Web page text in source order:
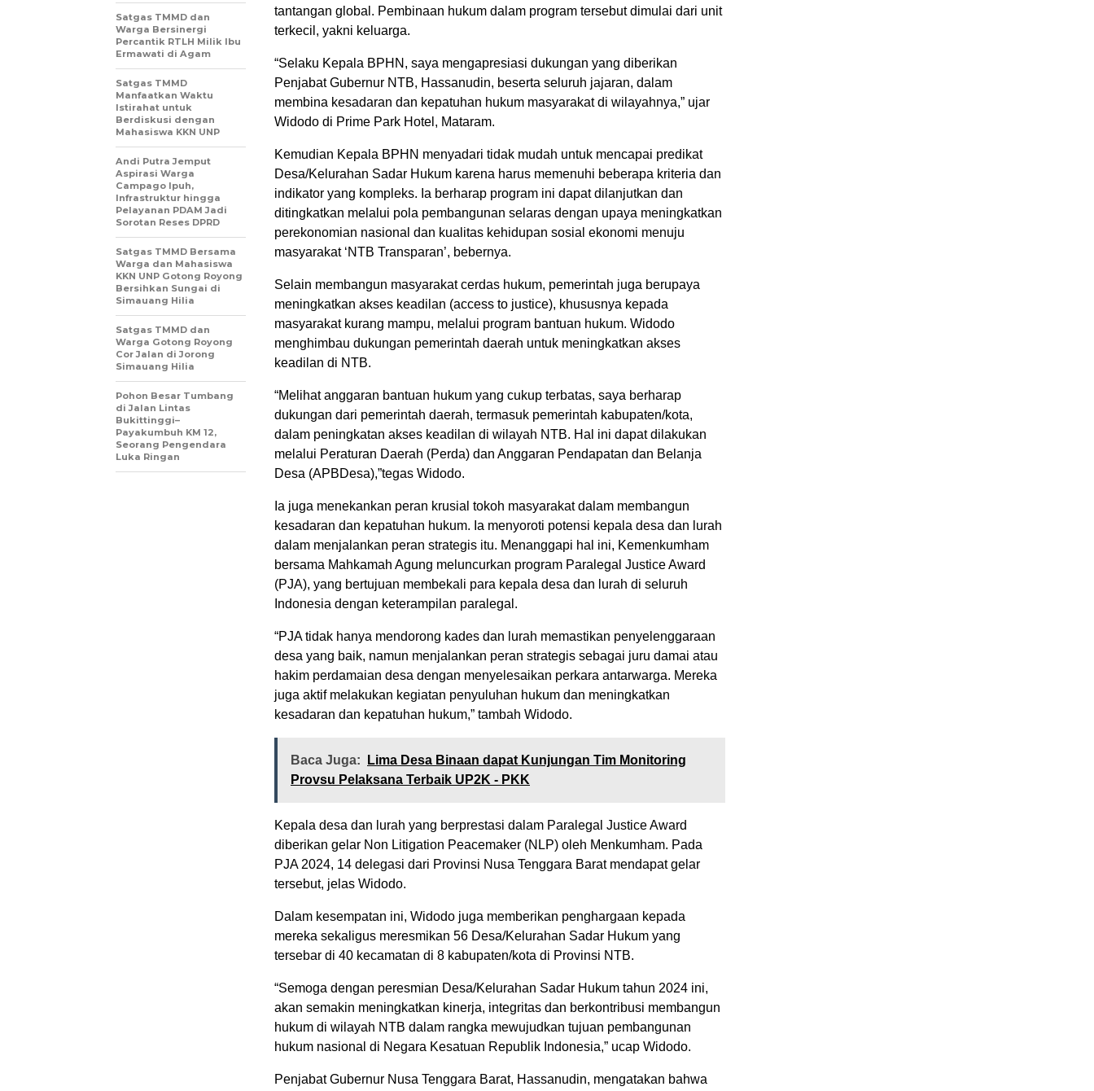
tantangan global. Pembinaan hukum dalam program tersebut dimulai dari unit
terkecil, yakni keluarga.
“Selaku Kepala BPHN, saya mengapresiasi dukungan yang diberikan
Penjabat Gubernur NTB, Hassanudin, beserta seluruh jajaran, dalam
membina kesadaran dan kepatuhan hukum masyarakat di wilayahnya,” ujar
Widodo di Prime Park Hotel, Mataram.
Kemudian Kepala BPHN menyadari tidak mudah untuk mencapai predikat
Desa/Kelurahan Sadar Hukum karena harus memenuhi beberapa kriteria dan
indikator yang kompleks. Ia berharap program ini dapat dilanjutkan dan
ditingkatkan melalui pola pembangunan selaras dengan upaya meningkatkan
perekonomian nasional dan kualitas kehidupan sosial ekonomi menuju
masyarakat ‘NTB Transparan’, bebernya.
Selain membangun masyarakat cerdas hukum, pemerintah juga berupaya
meningkatkan akses keadilan (access to justice), khususnya kepada
masyarakat kurang mampu, melalui program bantuan hukum. Widodo
menghimbau dukungan pemerintah daerah untuk meningkatkan akses
keadilan di NTB.
“Melihat anggaran bantuan hukum yang cukup terbatas, saya berharap
dukungan dari pemerintah daerah, termasuk pemerintah kabupaten/kota,
dalam peningkatan akses keadilan di wilayah NTB. Hal ini dapat dilakukan
melalui Peraturan Daerah (Perda) dan Anggaran Pendapatan dan Belanja
Desa (APBDesa),”tegas Widodo.
Ia juga menekankan peran krusial tokoh masyarakat dalam membangun
kesadaran dan kepatuhan hukum. Ia menyoroti potensi kepala desa dan lurah
dalam menjalankan peran strategis itu. Menanggapi hal ini, Kemenkumham
bersama Mahkamah Agung meluncurkan program Paralegal Justice Award
(PJA), yang bertujuan membekali para kepala desa dan lurah di seluruh
Indonesia dengan keterampilan paralegal.
“PJA tidak hanya mendorong kades dan lurah memastikan penyelenggaraan
desa yang baik, namun menjalankan peran strategis sebagai juru damai atau
hakim perdamaian desa dengan menyelesaikan perkara antarwarga. Mereka
juga aktif melakukan kegiatan penyuluhan hukum dan meningkatkan
kesadaran dan kepatuhan hukum,” tambah Widodo.
Baca Juga:
Lima Desa Binaan dapat Kunjungan Tim Monitoring
Provsu Pelaksana Terbaik UP2K - PKK
Kepala desa dan lurah yang berprestasi dalam Paralegal Justice Award
diberikan gelar Non Litigation Peacemaker (NLP) oleh Menkumham. Pada
PJA 2024, 14 delegasi dari Provinsi Nusa Tenggara Barat mendapat gelar
tersebut, jelas Widodo.
Dalam kesempatan ini, Widodo juga memberikan penghargaan kepada
mereka sekaligus meresmikan 56 Desa/Kelurahan Sadar Hukum yang
tersebar di 40 kecamatan di 8 kabupaten/kota di Provinsi NTB.
“Semoga dengan peresmian Desa/Kelurahan Sadar Hukum tahun 2024 ini,
akan semakin meningkatkan kinerja, integritas dan berkontribusi membangun
hukum di wilayah NTB dalam rangka mewujudkan tujuan pembangunan
hukum nasional di Negara Kesatuan Republik Indonesia,” ucap Widodo.
Penjabat Gubernur Nusa Tenggara Barat, Hassanudin, mengatakan bahwa
Satgas TMMD dan
Warga Bersinergi
Percantik RTLH Milik Ibu
Ermawati di Agam
Satgas TMMD
Manfaatkan Waktu
Istirahat untuk
Berdiskusi dengan
Mahasiswa KKN UNP
Andi Putra Jemput
Aspirasi Warga
Campago Ipuh,
Infrastruktur hingga
Pelayanan PDAM Jadi
Sorotan Reses DPRD
Satgas TMMD Bersama
Warga dan Mahasiswa
KKN UNP Gotong Royong
Bersihkan Sungai di
Simauang Hilia
Satgas TMMD dan
Warga Gotong Royong
Cor Jalan di Jorong
Simauang Hilia
Pohon Besar Tumbang
di Jalan Lintas
Bukittinggi–
Payakumbuh KM 12,
Seorang Pengendara
Luka Ringan